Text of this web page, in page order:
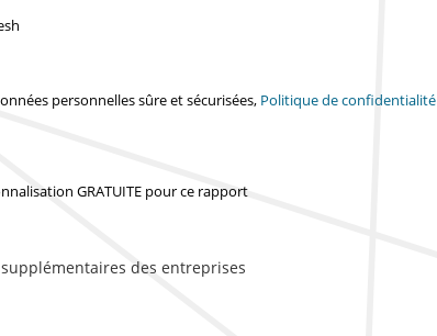
personnelles sûre et sécurisées, Politique de confidentialité
GRATUITE pour ce rapport
des entreprises